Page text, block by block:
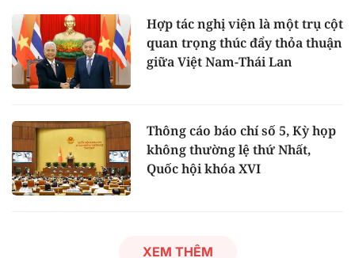
Hợp tác nghị viện là một trụ cột
quan trọng thúc đẩy thỏa thuận
giữa Việt Nam-Thái Lan
Thông cáo báo chí số 5, Kỳ họp
không thường lệ thứ Nhất,
Quốc hội khóa XVI
XEM THÊM